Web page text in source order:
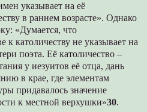
указывает на её
в раннем возрасте». Однако
«Думается, что
к католичеству не указывает на
поэта. Её католичество –
у иезуитов её отца, дань
в крае, где элементам
придавалось значение
к местной верхушки»30.